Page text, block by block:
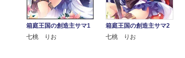
箱庭王国の創造主サマ1
七桃 りお
箱庭王国の創造主サマ2
七桃 りお